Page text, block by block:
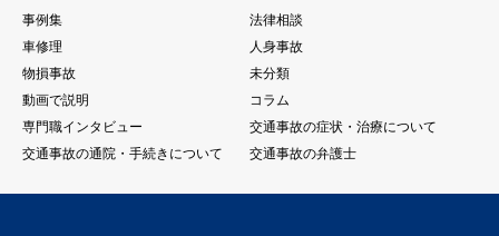
事例集
法律相談
車修理
人身事故
物損事故
未分類
動画で説明
コラム
専門職インタビュー
交通事故の症状・治療について
交通事故の通院・手続きについて
交通事故の弁護士